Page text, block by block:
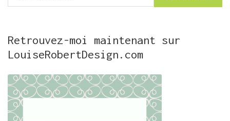
Retrouvez-moi maintenant sur
LouiseRobertDesign.com